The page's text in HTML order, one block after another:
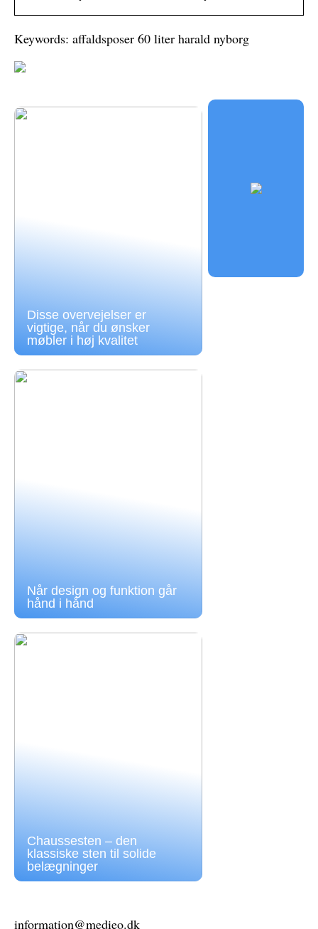
Keywords: affaldsposer 60 liter harald nyborg
Disse overvejelser er
vigtige, når du ønsker
møbler i høj kvalitet
Når design og funktion går
hånd i hånd
Chaussesten – den
klassiske sten til solide
belægninger
information@medieo.dk